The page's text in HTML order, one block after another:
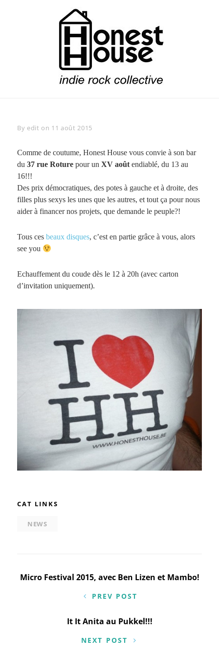
By Byline
edit on 11 août 2015
Comme de coutume, Honest House vous convie à son bar
du 37 rue Roture pour un XV août endiablé, du 13 au
16!!!
Des prix démocratiques, des potes à gauche et à droite, des
filles plus sexys les unes que les autres, et tout ça pour nous
aider à financer nos projets, que demande le peuple?!
Tous ces beaux disques, c’est en partie grâce à vous, alors
see you
Echauffement du coude dès le 12 à 20h (avec carton
d’invitation uniquement).
CAT LINKS
NEWS
Navigation
l’article
Micro Festival 2015, avec Ben Lizen et Mambo!
PREV POST
It It Anita au Pukkel!!!
NEXT POST